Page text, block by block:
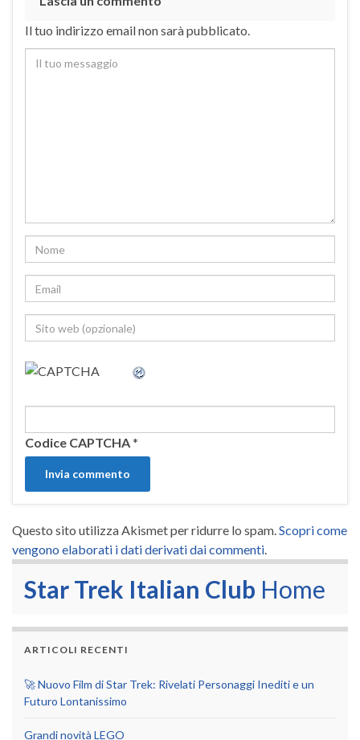
Il tuo indirizzo email non sarà pubblicato.
Codice CAPTCHA*
Questo sito utilizza Akismet per ridurre lo spam.Scopri come
vengono elaborati i dati derivati dai commenti.
Star Trek Italian Club Home
ARTICOLI RECENTI
🚀 Nuovo Film di Star Trek: Rivelati Personaggi Inediti e un
Futuro Lontanissimo
Grandi novità LEGO